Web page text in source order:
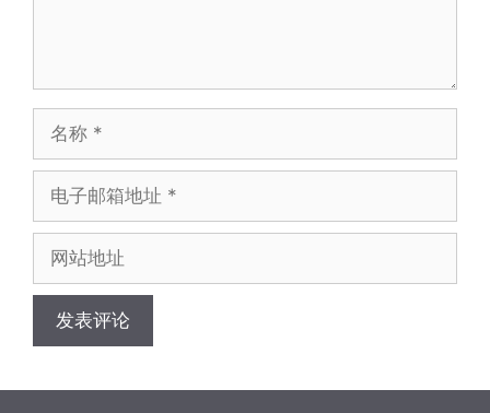
邮
地
地